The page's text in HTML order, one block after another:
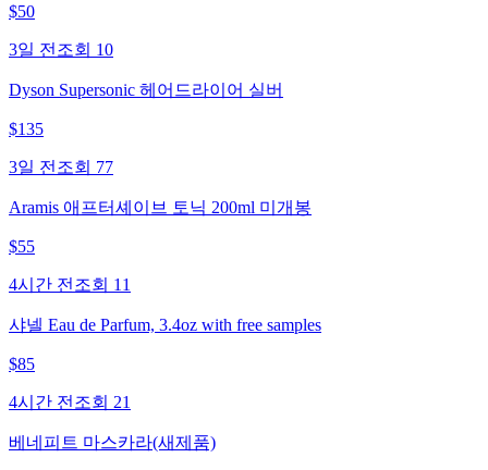
$50
3일 전 조회 10
Dyson Supersonic 헤어드라이어 실버
$135
3일 전 조회 77
Aramis 애프터셰이브 토닉 200ml 미개봉
$55
4시간 전 조회 11
샤넬 Eau de Parfum, 3.4oz with free samples
$85
4시간 전 조회 21
베네피트 마스카라(새제품)